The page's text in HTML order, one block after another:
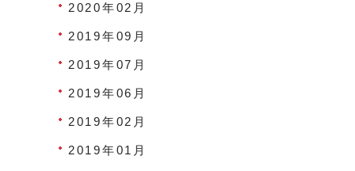
2020年02月
2019年09月
2019年07月
2019年06月
2019年02月
2019年01月